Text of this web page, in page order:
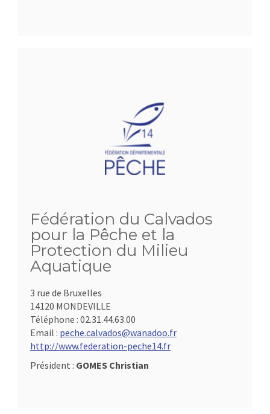
Fédération du Calvados
pour la Pêche et la
Protection du Milieu
Aquatique
3 rue de Bruxelles
14120 MONDEVILLE
Téléphone : 02.31.44.63.00
Email : peche.calvados@wanadoo.fr
http://www.federation-peche14.fr
Président : GOMES Christian